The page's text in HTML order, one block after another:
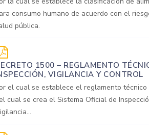
consumo humano de acuerdo con el
pública.
1500 – REGLAMENTO
VIGILANCIA Y CONTROL
el cual se establece el reglamento técnico
cual se crea el Sistema Oficial de